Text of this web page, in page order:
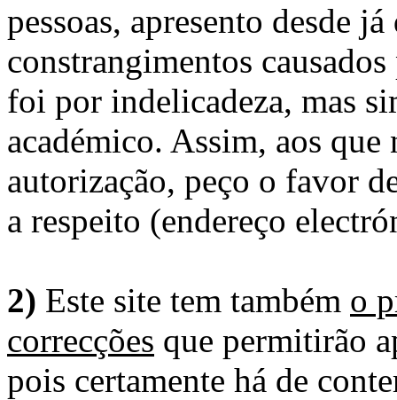
pessoas, apresento desde
constrangimentos
foi por indelicadeza, mas
académico. Assim, aos
autorização, peço o favor
a respeito (endereço
2) Este site tem também o
correcções que permitirão
pois certamente há de